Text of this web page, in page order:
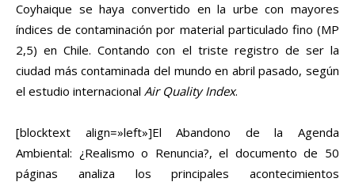
Coyhaique se haya convertido en la urbe con mayores
índices de contaminación por material particulado fino (MP
2,5) en Chile. Contando con el triste registro de ser la
ciudad más contaminada del mundo en abril pasado, según
el estudio internacional Air Quality Index.
[blocktext align=»left»]El Abandono de la Agenda
Ambiental: ¿Realismo o Renuncia?, el documento de 50
páginas analiza los principales acontecimientos